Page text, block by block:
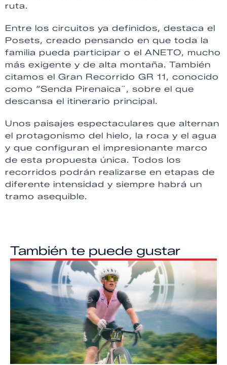
ruta.
Entre los circuitos ya definidos, destaca el
Posets, creado pensando en que toda la
familia pueda participar o el ANETO, mucho
más exigente y de alta montaña. También
citamos el Gran Recorrido GR 11, conocido
como “Senda Pirenaica¨, sobre el que
descansa el itinerario principal.
Unos paisajes espectaculares que alternan
el protagonismo del hielo, la roca y el agua
y que configuran el impresionante marco
de esta propuesta única. Todos los
recorridos podrán realizarse en etapas de
diferente intensidad y siempre habrá un
tramo asequible.
También te puede gustar